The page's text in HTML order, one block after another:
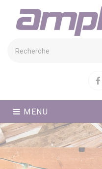
MENU
Cookies management panel